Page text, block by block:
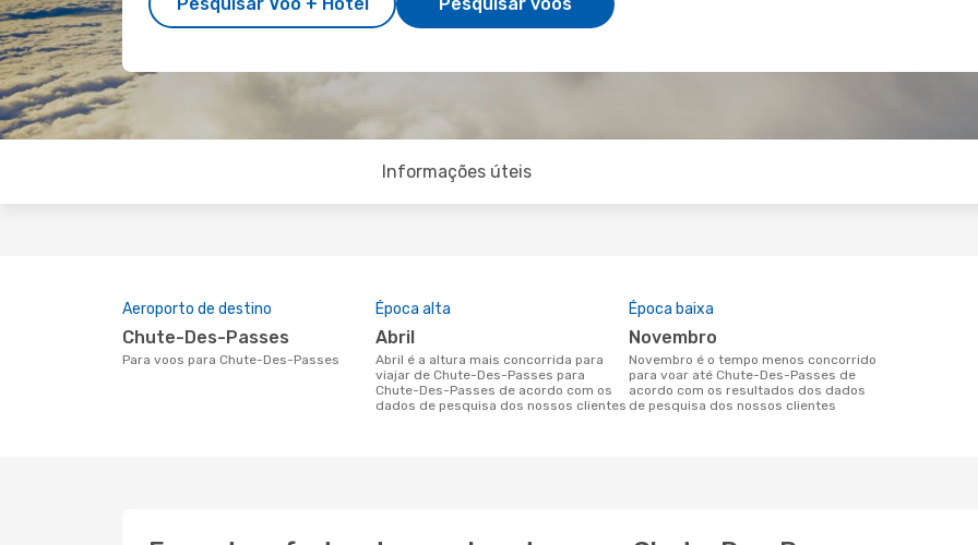
Informações úteis
Aeroporto de destino
Chute-Des-Passes
Para voos para Chute-Des-Passes
Época alta
abril
abril é a altura mais concorrida para
viajar de Chute-Des-Passes para
Chute-Des-Passes de acordo com os
dados de pesquisa dos nossos clientes
Época baixa
novembro
novembro é o tempo menos concorrido
para voar até Chute-Des-Passes de
acordo com os resultados dos dados
de pesquisa dos nossos clientes